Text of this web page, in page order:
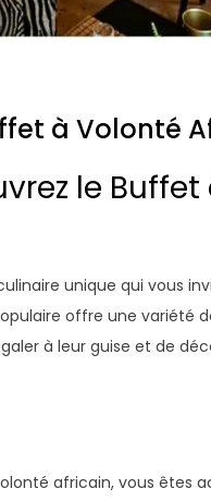
à Volonté
le
unique qui vous
offre une variété
à leur guise et de
africain, vous êtes